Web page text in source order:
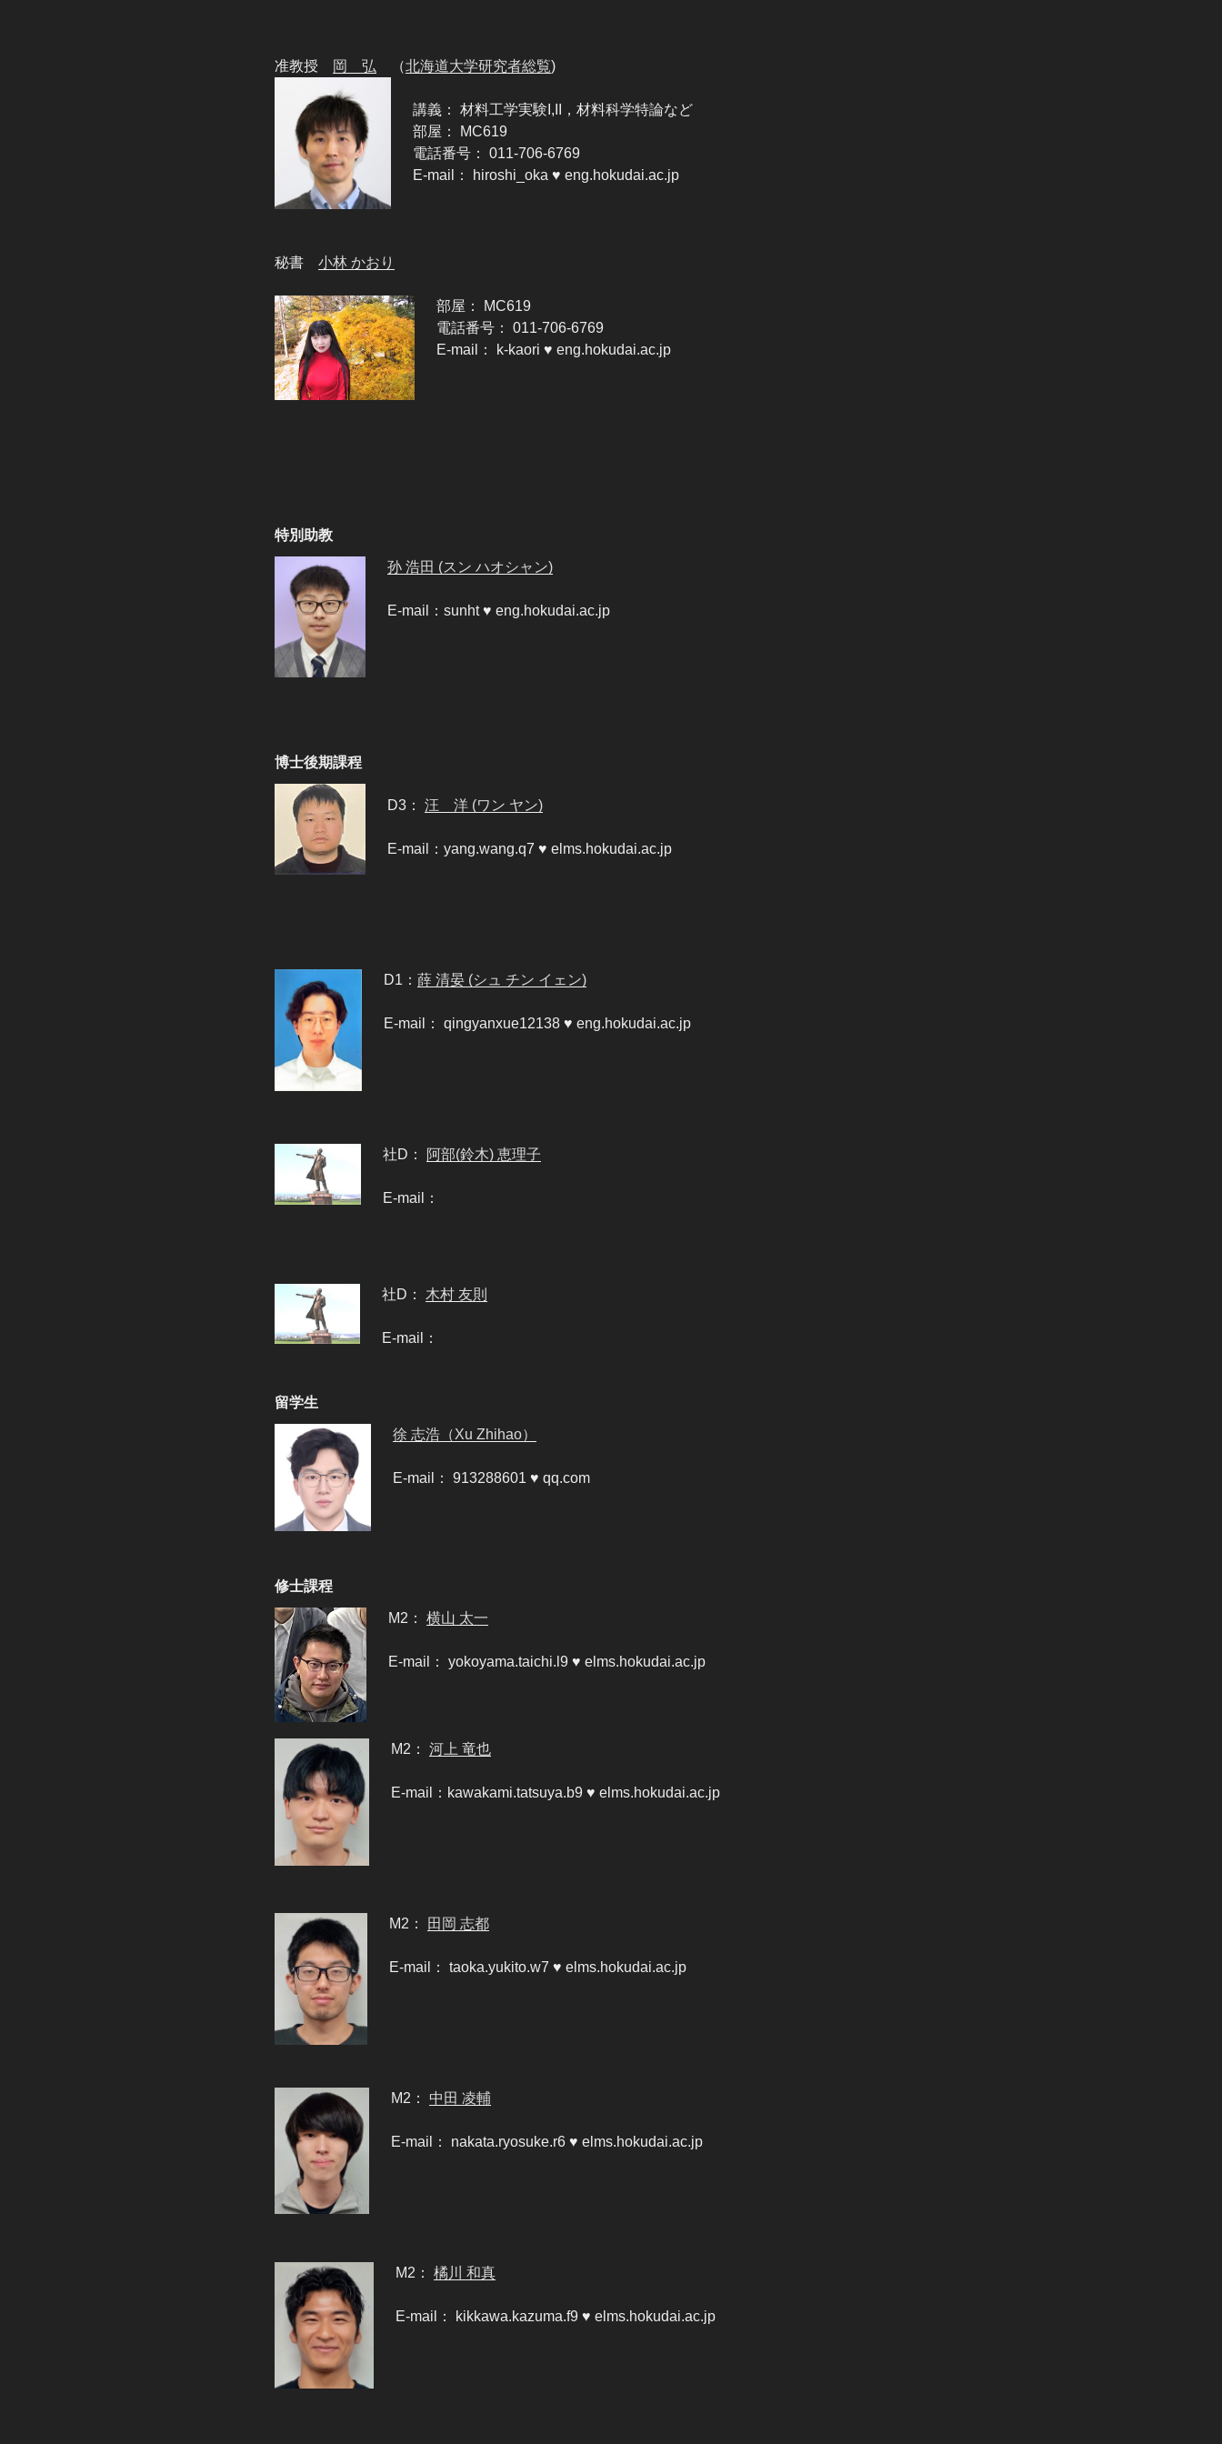
准教授 岡 弘 （北海道大学研究者総覧)
講義： 材料工学実験I,II，材料科学特論など
部屋： MC619
電話番号： 011-706-6769
E-mail： hiroshi_oka ♥ eng.hokudai.ac.jp
秘書 小林 かおり
部屋： MC619
電話番号： 011-706-6769
E-mail： k-kaori ♥ eng.hokudai.ac.jp
特別助教
孙 浩田 (スン ハオシャン)
E-mail：sunht ♥ eng.hokudai.ac.jp
博士後期課程
D3 ： 汪 洋 (ワン ヤン)
E-mail：yang.wang.q7 ♥ elms.hokudai.ac.jp
D1： 薛 清晏 (シュ チン イェン)
E-mail： qingyanxue12138 ♥ eng.hokudai.ac.jp
社D： 阿部(鈴木) 恵理子
E-mail：
社D： 木村 友則
E-mail：
留学生
徐 志浩（Xu Zhihao）
E-mail： 913288601 ♥ qq.com
修士課程
M2： 横山 太一
E-mail： yokoyama.taichi.l9 ♥ elms.hokudai.ac.jp
M2： 河上 竜也
E-mail ： kawakami.tatsuya.b9 ♥ elms.hokudai.ac.jp
M2： 田岡 志都
E-mail： taoka.yukito.w7 ♥ elms.hokudai.ac.jp
M2： 中田 凌輔
E-mail： nakata.ryosuke.r6 ♥ elms.hokudai.ac.jp
M2： 橘川 和真
E-mail： kikkawa.kazuma.f9 ♥ elms.hokudai.ac.jp